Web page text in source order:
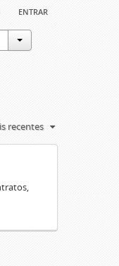
entrar
recentes